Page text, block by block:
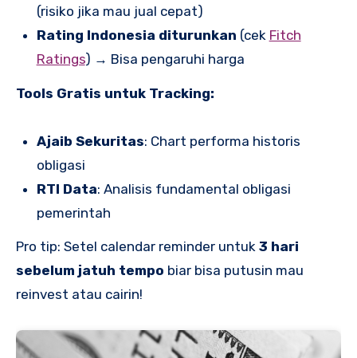
(risiko jika mau jual cepat)
Rating Indonesia diturunkan (cek Fitch
Ratings) → Bisa pengaruhi harga
Tools Gratis untuk Tracking:
Ajaib Sekuritas: Chart performa historis
obligasi
RTI Data: Analisis fundamental obligasi
pemerintah
Pro tip: Setel calendar reminder untuk 3 hari
sebelum jatuh tempo biar bisa putusin mau
reinvest atau cairin!